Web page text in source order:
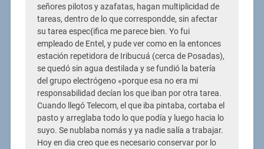
señores pilotos y azafatas, hagan multiplicidad de
tareas, dentro de lo que correspondde, sin afectar
su tarea espec{ifica me parece bien. Yo fui
empleado de Entel, y pude ver como en la entonces
estación repetidora de Iribucuá (cerca de Posadas),
se quedó sin agua destilada y se fundió la batería
del grupo electrógeno «porque esa no era mi
responsabilidad decían los que iban por otra tarea.
Cuando llegó Telecom, el que iba pintaba, cortaba el
pasto y arreglaba todo lo que podía y luego hacia lo
suyo. Se nublaba nomás y ya nadie salía a trabajar.
Hoy en dia creo que es necesario conservar por lo